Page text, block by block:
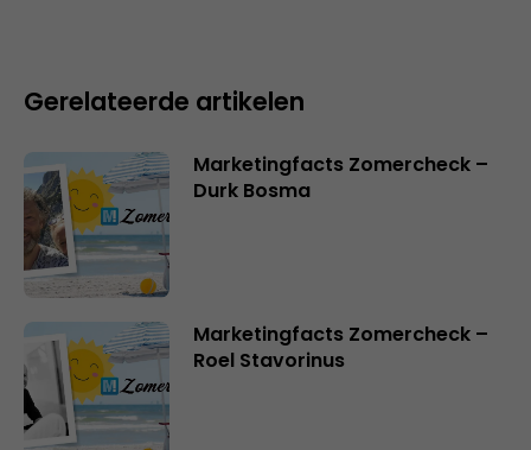
Gerelateerde artikelen
Marketingfacts Zomercheck –
Durk Bosma
Marketingfacts Zomercheck –
Roel Stavorinus